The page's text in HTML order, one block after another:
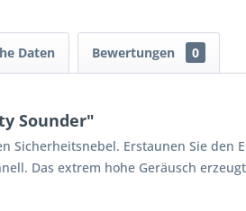
Daten Bewertungen 0
Sounder"
Sicherheitsnebel. Erstaunen Sie
Das extrem hohe Geräusch